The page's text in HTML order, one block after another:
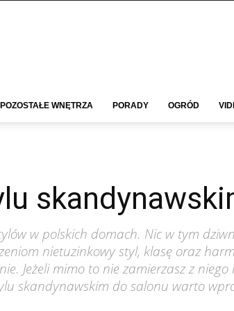
POZOSTAŁE WNĘTRZA PORADY OGRÓD
w polskich domach. Nic w tym
nietuzinkowy styl, klasę oraz
Jeżeli mimo to nie zamierzasz z
skandynawskim do salonu warto